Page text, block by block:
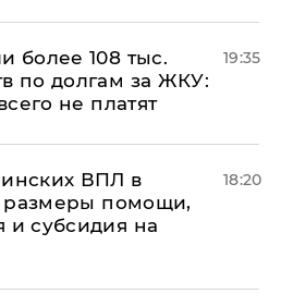
более 108 тыс.
по долгам за ЖКУ:
не платят
19:35
ВПЛ в
размеры помощи,
и субсидия на
18:20